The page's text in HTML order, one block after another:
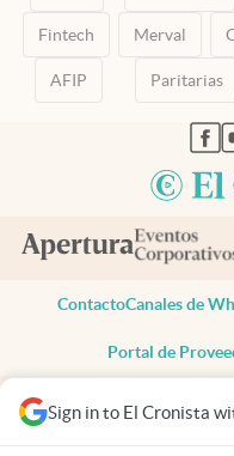
Sign in to El Cronista
Fintech Merval
AFIP Paritarias
ContactoCanales de
Portal de
Todos los